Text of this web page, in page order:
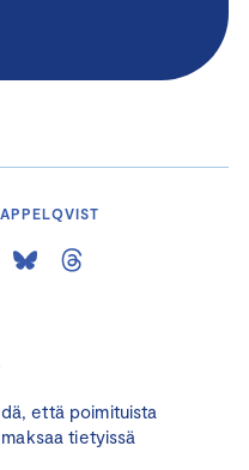
että poimituista
tietyissä